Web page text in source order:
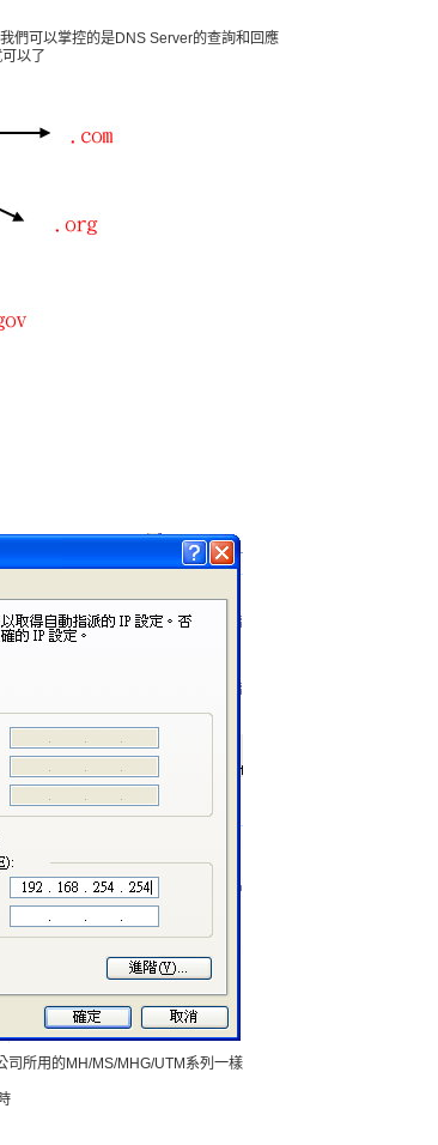
們可以掌控的是DNS Server的查詢和回應
以了
所用的MH/MS/MHG/UTM系列一樣